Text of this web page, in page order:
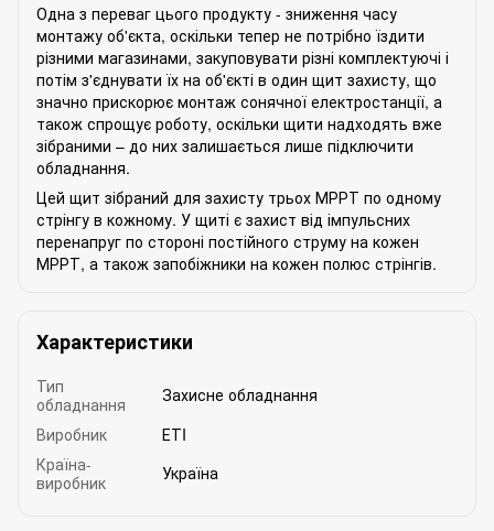
Одна з переваг цього продукту - зниження часу
монтажу об'єкта, оскільки тепер не потрібно їздити
різними магазинами, закуповувати різні комплектуючі і
потім з'єднувати їх на об'єкті в один щит захисту, що
значно прискорює монтаж сонячної електростанції, а
також спрощує роботу, оскільки щити надходять вже
зібраними – до них залишається лише підключити
обладнання.
Цей щит зібраний для захисту трьох МРРТ по одному
стрінгу в кожному. У щиті є захист від імпульсних
перенапруг по стороні постійного струму на кожен
МРРТ, а також запобіжники на кожен полюс стрінгів.
Характеристики
Тип
обладнання
Захисне обладнання
Виробник
ЕТI
Країна-
виробник
Україна